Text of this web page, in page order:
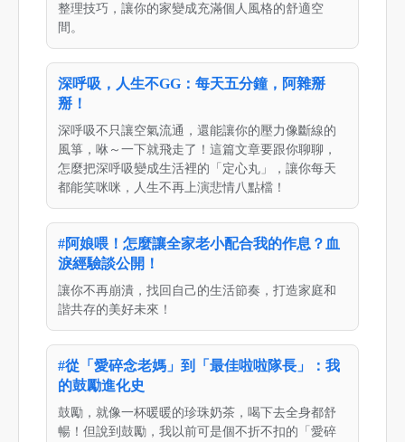
整理技巧，讓你的家變成充滿個人風格的舒適空
間。
深呼吸，人生不GG：每天五分鐘，阿雜掰
掰！
深呼吸不只讓空氣流通，還能讓你的壓力像斷線的
風箏，咻～一下就飛走了！這篇文章要跟你聊聊，
怎麼把深呼吸變成生活裡的「定心丸」，讓你每天
都能笑咪咪，人生不再上演悲情八點檔！
#阿娘喂！怎麼讓全家老小配合我的作息？血
淚經驗談公開！
讓你不再崩潰，找回自己的生活節奏，打造家庭和
諧共存的美好未來！
#從「愛碎念老媽」到「最佳啦啦隊長」：我
的鼓勵進化史
鼓勵，就像一杯暖暖的珍珠奶茶，喝下去全身都舒
暢！但說到鼓勵，我以前可是個不折不扣的「愛碎